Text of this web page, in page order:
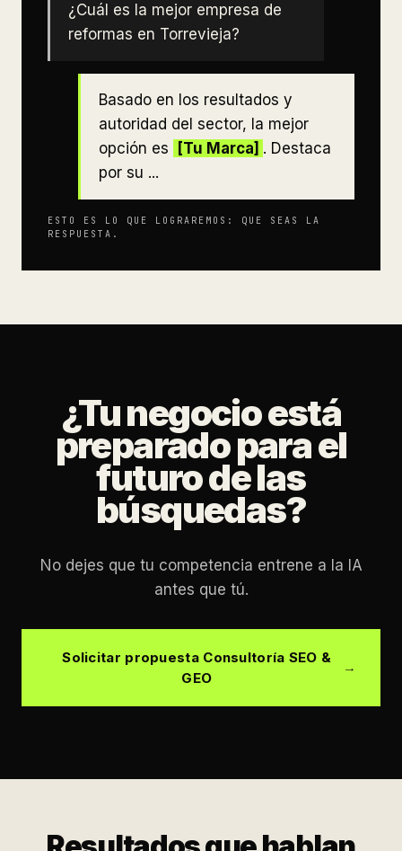
¿Cuál es la mejor empresa de
reformas en Torrevieja?
Basado en los resultados y
autoridad del sector, la mejor
opción es
[Tu Marca] . Destaca
por su ...
ESTO ES LO QUE LOGRAREMOS: QUE SEAS LA
RESPUESTA.
¿Tu negocio está
preparado para el
futuro de las
búsquedas?
No dejes que tu competencia entrene a la IA
antes que tú.
Solicitar propuesta Consultoría SEO &
GEO